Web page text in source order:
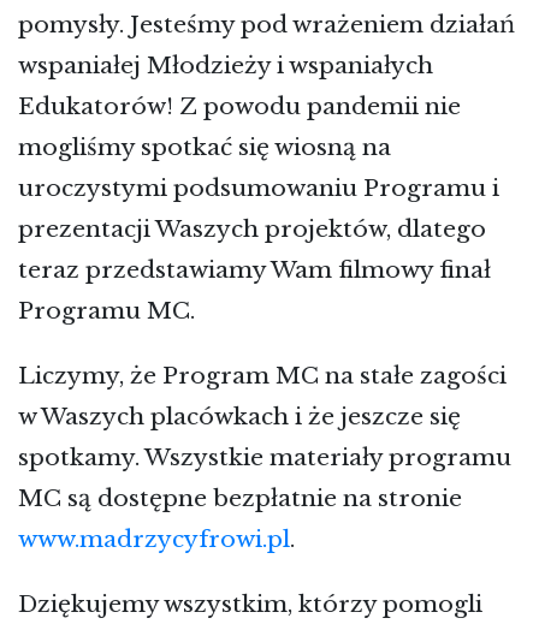
pomysły. Jesteśmy pod wrażeniem działań
wspaniałej Młodzieży i wspaniałych
Edukatorów! Z powodu pandemii nie
mogliśmy spotkać się wiosną na
uroczystymi podsumowaniu Programu i
prezentacji Waszych projektów, dlatego
teraz przedstawiamy Wam filmowy finał
Programu MC.
Liczymy, że Program MC na stałe zagości
w Waszych placówkach i że jeszcze się
spotkamy. Wszystkie materiały programu
MC są dostępne bezpłatnie na stronie
www.madrzycyfrowi.pl.
Dziękujemy wszystkim, którzy pomogli